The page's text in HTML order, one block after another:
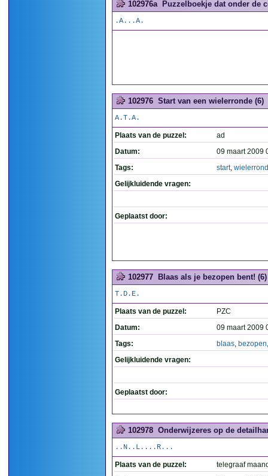
102976a Puzzelboekje dat onder de
.A...A.
102976 Start van een wielerronde (6)
A.T.A.
Plaats van de puzzel:
ad
Datum:
09 maart 2009
Tags:
start,
Gelijkluidende vragen:
Geplaatst door:
102977 Blaas als je bezopen bent! (6)
T.D.E.
Plaats van de puzzel:
PZC
Datum:
09 maart 2009
Tags:
blaas, bezopen
Gelijkluidende vragen:
Geplaatst door:
102978 Onderwijzeres op de
..N..L....R...
Plaats van de puzzel:
telegraaf